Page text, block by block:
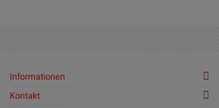
Informationen
Kontakt